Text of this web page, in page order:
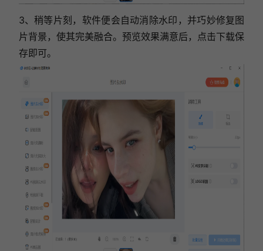
3、稍等片刻，软件便会自动消除水印，并巧妙修复图
片背景，使其完美融合。预览效果满意后，点击下载保
存即可。